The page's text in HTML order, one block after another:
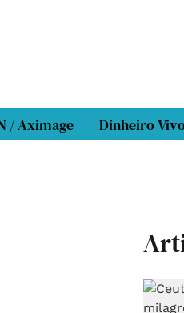
/ Aximage Dinheiro